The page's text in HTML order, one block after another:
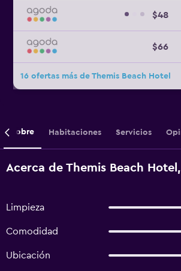
$48
$66
16 ofertas más de Themis Beach Hotel
Sobre Habitaciones Servicios
Acerca de Themis Beach
Limpieza
Comodidad
Ubicación